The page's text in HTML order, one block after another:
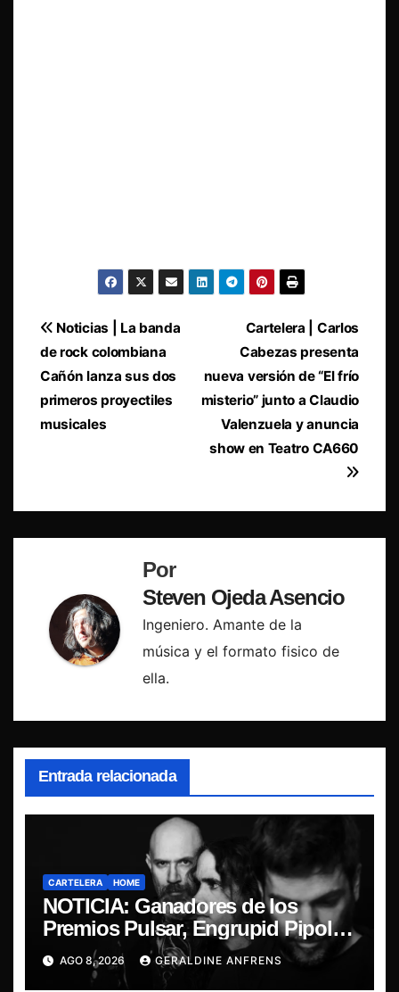
Navegación
de
entradas
Cartelera | Carlos
Cabezas presenta
nueva versión de “El frío
misterio” junto a Claudio
Valenzuela y anuncia
show en Teatro CA660
Noticias | La banda
de rock colombiana
Cañón lanza sus dos
primeros proyectiles
musicales
Por
Steven Ojeda Asencio
Ingeniero. Amante de la
música y el formato fisico de
ella.
Entrada relacionada
CARTELERA HOME
NOTICIA: Ganadores de los
Premios Pulsar, Engrupid Pipol
presentan show exclusivo.
AGO 8, 2026 GERALDINE ANFRENS